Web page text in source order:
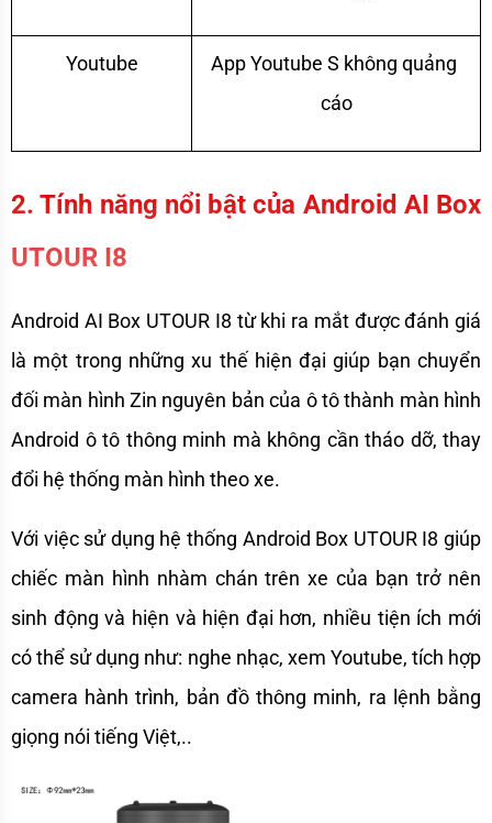
Youtube
App Youtube S không quảng
cáo
2. Tính năng nổi bật của Android AI Box
UTOUR I8
Android AI Box UTOUR I8 từ khi ra mắt được đánh giá
là một trong những xu thế hiện đại giúp bạn chuyển
đối màn hình Zin nguyên bản của ô tô thành màn hình
Android ô tô thông minh mà không cần tháo dỡ, thay
đổi hệ thống màn hình theo xe.
Với việc sử dụng hệ thống Android Box UTOUR I8 giúp
chiếc màn hình nhàm chán trên xe của bạn trở nên
sinh động và hiện và hiện đại hơn, nhiều tiện ích mới
có thể sử dụng như: nghe nhạc, xem Youtube, tích hợp
camera hành trình, bản đồ thông minh, ra lệnh bằng
giọng nói tiếng Việt,..